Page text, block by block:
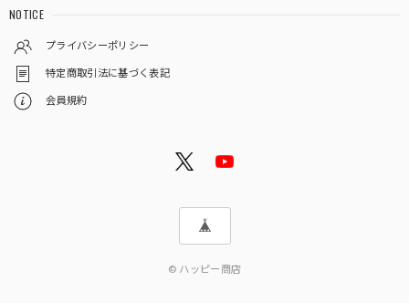
NOTICE
プライバシーポリシー
特定商取引法に基づく表記
会員規約
© ハッピー商店